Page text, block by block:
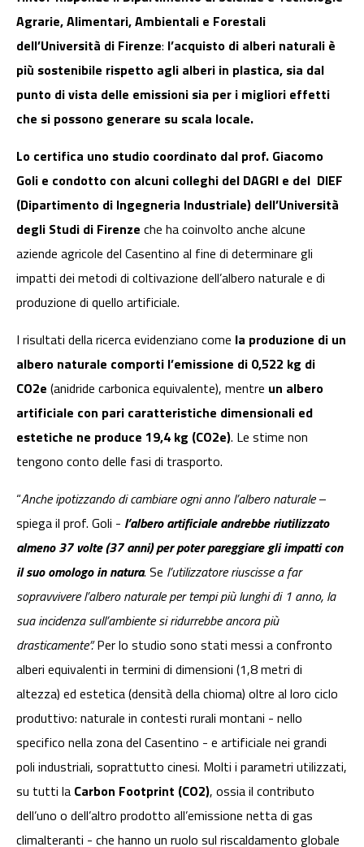
Agrarie, Alimentari, Ambientali e Forestali
dell’Università di Firenze: l’acquisto di alberi naturali è
più sostenibile rispetto agli alberi in plastica, sia dal
punto di vista delle emissioni sia per i migliori effetti
che si possono generare su scala locale.
Lo certifica uno studio coordinato dal prof. Giacomo
Goli e condotto con alcuni colleghi del DAGRI e del DIEF
(Dipartimento di Ingegneria Industriale) dell’Università
degli Studi di Firenze che ha coinvolto anche alcune
aziende agricole del Casentino al fine di determinare gli
impatti dei metodi di coltivazione dell’albero naturale e di
produzione di quello artificiale.
I risultati della ricerca evidenziano come la produzione di un
albero naturale comporti l’emissione di 0,522 kg di
CO2e (anidride carbonica equivalente), mentre un albero
artificiale con pari caratteristiche dimensionali ed
estetiche ne produce 19,4 kg (CO2e). Le stime non
tengono conto delle fasi di trasporto.
“Anche ipotizzando di cambiare ogni anno l’albero naturale–
spiega il prof. Goli - l’albero artificiale andrebbe riutilizzato
almeno 37 volte (37 anni) per poter pareggiare gli impatti con
il suo omologo in natura. Se l’utilizzatore riuscisse a far
sopravvivere l’albero naturale per tempi più lunghi di 1 anno, la
sua incidenza sull’ambiente si ridurrebbe ancora più
drasticamente”.Per lo studio sono stati messi a confronto
alberi equivalenti in termini di dimensioni (1,8 metri di
altezza) ed estetica (densità della chioma) oltre al loro ciclo
produttivo: naturale in contesti rurali montani - nello
specifico nella zona del Casentino - e artificiale nei grandi
poli industriali, soprattutto cinesi. Molti i parametri utilizzati,
su tutti la Carbon Footprint (CO2), ossia il contributo
dell’uno o dell’altro prodotto all’emissione netta di gas
climalteranti - che hanno un ruolo sul riscaldamento globale